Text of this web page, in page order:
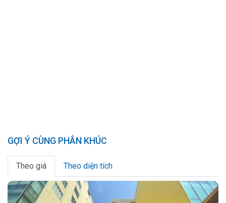
GỢI Ý CÙNG PHÂN KHÚC
Theo giá Theo diện tích